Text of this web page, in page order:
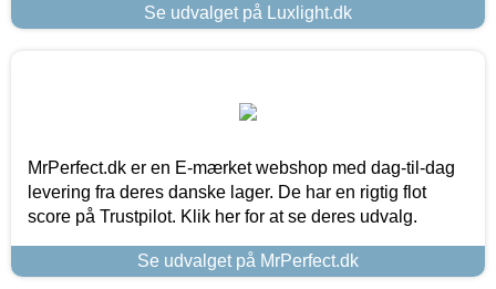
Se udvalget på Luxlight.dk
MrPerfect.dk er en E-mærket webshop med dag-til-dag
levering fra deres danske lager. De har en rigtig flot
score på Trustpilot. Klik her for at se deres udvalg.
Se udvalget på MrPerfect.dk